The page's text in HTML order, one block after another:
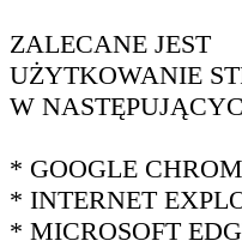
ZALECANE JEST
UŻYTKOWANIE
W
* GOOGLE
* INTERNET
* MICROSOFT